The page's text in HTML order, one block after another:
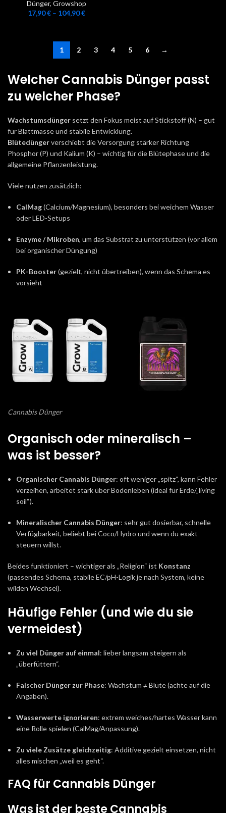
Dünger, Growshop
17,90€ – 104,90€
1 2 3 4 5 6 →
Welcher Cannabis Dünger passt
zu welcher Phase?
Wachstumsdünger setzt den Fokus meist auf Stickstoff (N) – gut
für Blattmasse und stabile Entwicklung.
Blütedüngerverschiebt die Versorgung stärker Richtung
Phosphor (P) und Kalium (K) – wichtig für die Blütephase und die
allgemeine Pflanzenleistung.
Viele nutzen zusätzlich:
CalMag(Calcium/Magnesium), besonders bei weichem Wasser
oder LED-Setups
Enzyme / Mikroben, um das Substrat zu unterstützen (vor allem
bei organischer Düngung)
PK-Booster(gezielt, nicht übertreiben), wenn das Schema es
vorsieht
Cannabis Dünger
Organisch oder mineralisch –
was ist besser?
Organischer Cannabis Dünger: oft weniger „spitz“, kann Fehler
verzeihen, arbeitet stark über Bodenleben (ideal für Erde/„living
soil“).
Mineralischer Cannabis Dünger: sehr gut dosierbar, schnelle
Verfügbarkeit, beliebt bei Coco/Hydro und wenn du exakt
steuern willst.
Beides funktioniert – wichtiger als „Religion“ ist Konstanz
(passendes Schema, stabile EC/pH-Logik je nach System, keine
wilden Wechsel).
Häufige Fehler (und wie du sie
vermeidest)
Zu viel Dünger auf einmal: lieber langsam steigern als
„überfüttern“.
Falscher Dünger zur Phase: Wachstum ≠ Blüte (achte auf die
Angaben).
Wasserwerte ignorieren: extrem weiches/hartes Wasser kann
eine Rolle spielen (CalMag/Anpassung).
Zu viele Zusätze gleichzeitig: Additive gezielt einsetzen, nicht
alles mischen „weil es geht“.
FAQ für Cannabis Dünger
Was ist der beste Cannabis